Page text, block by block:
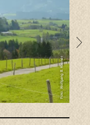
Foto: Wolfgang B. Kleiner
Foto: Wolfgang B. Kleiner